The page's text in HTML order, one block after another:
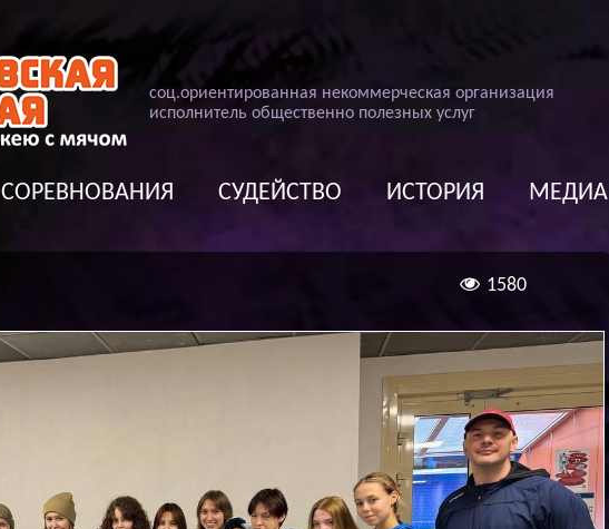
соц.ориентированная некоммерческая организация
исполнитель общественно полезных услуг
СОРЕВНОВАНИЯ СУДЕЙСТВО ИСТОРИЯ МЕДИА
1580